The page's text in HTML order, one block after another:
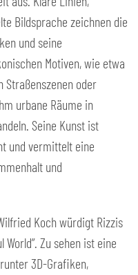
Bildsprache zeichnen die
und seine
Motiven, wie etwa
Straßenszenen oder
urbane Räume in
Seine Kunst ist
und vermittelt eine
und
Koch würdigt Rizzis
World”. Zu sehen ist eine
3D-Grafiken,